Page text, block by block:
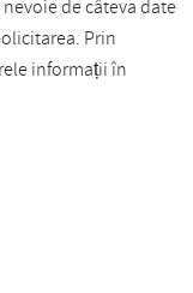
de câteva date
Prin
informații în